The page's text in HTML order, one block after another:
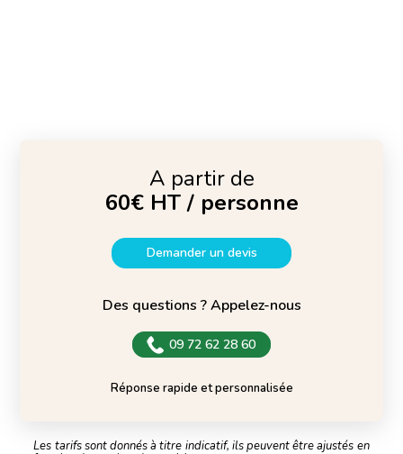
A partir de
60€ HT / personne
Demander un devis
Des questions ? Appelez-nous
09 72 62 28 60
Réponse rapide et personnalisée
Les tarifs sont donnés à titre indicatif, ils peuvent être ajustés en